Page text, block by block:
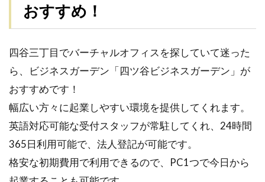
おすすめ！
四谷三丁目でバーチャルオフィスを探していて迷った
ら、ビジネスガーデン「四ツ谷ビジネスガーデン」が
おすすめです！
幅広い方々に起業しやすい環境を提供してくれます。
英語対応可能な受付スタッフが常駐してくれ、24時間
365日利用可能で、法人登記が可能です。
格安な初期費用で利用できるので、PC1つで今日から